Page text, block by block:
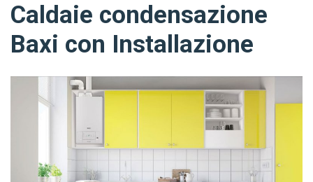
Caldaie condensazione
Baxi con Installazione